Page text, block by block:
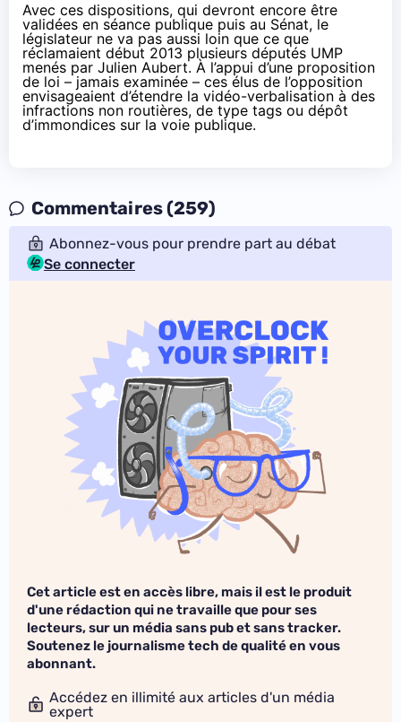
Avec ces dispositions, qui devront encore être
validées en séance publique puis au Sénat, le
législateur ne va pas aussi loin que ce que
réclamaient début 2013 plusieurs députés UMP
menés par Julien Aubert. À l’appui d’une proposition
de loi – jamais examinée – ces élus de l’opposition
envisageaient d’étendre la vidéo-verbalisation à des
infractions non routières, de type tags ou dépôt
d’immondices sur la voie publique.
Commentaires (259)
Abonnez-vous pour prendre part au débat
Se connecter
Cet article est en accès libre, mais il est le produit
d'une rédaction qui ne travaille que pour ses
lecteurs, sur un média sans pub et sans tracker.
Soutenez le journalisme tech de qualité en vous
abonnant.
Accédez en illimité aux articles d'un média
expert